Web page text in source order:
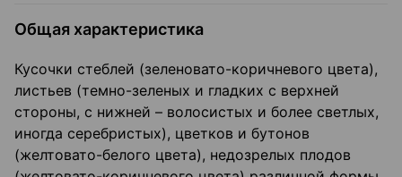
Общая характеристика
Кусочки стеблей (зеленовато-коричневого цвета),
листьев (темно-зеленых и гладких с верхней
стороны, с нижней – волосистых и более светлых,
иногда серебристых), цветков и бутонов
(желтовато-белого цвета), недозрелых плодов